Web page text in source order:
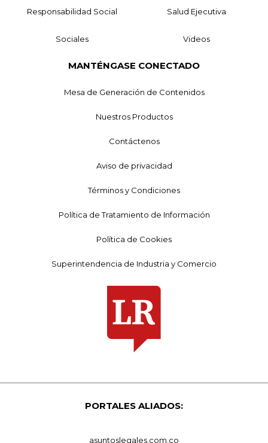
Responsabilidad Social Salud Ejecutiva
Sociales Videos
MANTÉNGASE CONECTADO
Mesa de Generación de Contenidos
Nuestros Productos
Contáctenos
Aviso de privacidad
Términos y Condiciones
Política de Tratamiento de Información
Política de Cookies
Superintendencia de Industria y Comercio
PORTALES ALIADOS:
asuntoslegales.com.co